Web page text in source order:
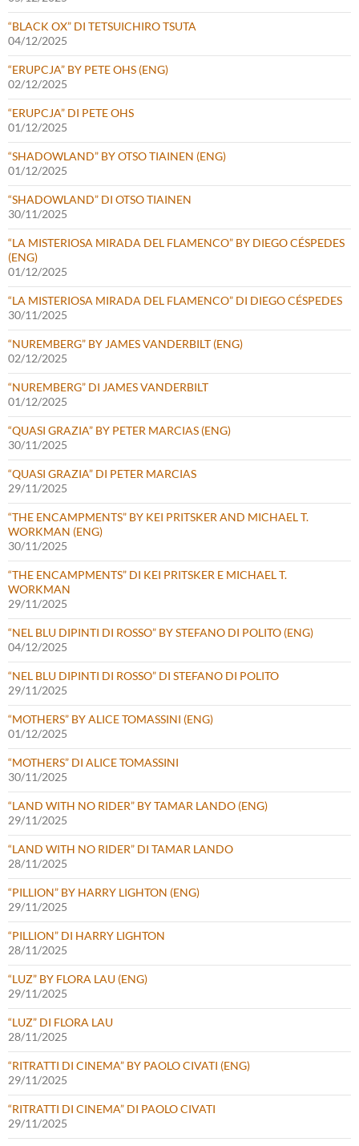
“BLACK OX” DI TETSUICHIRO TSUTA
04/12/2025
“ERUPCJA” BY PETE OHS (ENG)
02/12/2025
“ERUPCJA” DI PETE OHS
01/12/2025
“SHADOWLAND” BY OTSO TIAINEN (ENG)
01/12/2025
“SHADOWLAND” DI OTSO TIAINEN
30/11/2025
“LA MISTERIOSA MIRADA DEL FLAMENCO” BY DIEGO CÉSPEDES
(ENG)
01/12/2025
“LA MISTERIOSA MIRADA DEL FLAMENCO” DI DIEGO CÉSPEDES
30/11/2025
“NUREMBERG” BY JAMES VANDERBILT (ENG)
02/12/2025
“NUREMBERG” DI JAMES VANDERBILT
01/12/2025
“QUASI GRAZIA” BY PETER MARCIAS (ENG)
30/11/2025
“QUASI GRAZIA” DI PETER MARCIAS
29/11/2025
“THE ENCAMPMENTS” BY KEI PRITSKER AND MICHAEL T.
WORKMAN (ENG)
30/11/2025
“THE ENCAMPMENTS” DI KEI PRITSKER E MICHAEL T.
WORKMAN
29/11/2025
“NEL BLU DIPINTI DI ROSSO” BY STEFANO DI POLITO (ENG)
04/12/2025
“NEL BLU DIPINTI DI ROSSO” DI STEFANO DI POLITO
29/11/2025
“MOTHERS” BY ALICE TOMASSINI (ENG)
01/12/2025
“MOTHERS” DI ALICE TOMASSINI
30/11/2025
“LAND WITH NO RIDER” BY TAMAR LANDO (ENG)
29/11/2025
“LAND WITH NO RIDER” DI TAMAR LANDO
28/11/2025
“PILLION” BY HARRY LIGHTON (ENG)
29/11/2025
“PILLION” DI HARRY LIGHTON
28/11/2025
“LUZ” BY FLORA LAU (ENG)
29/11/2025
“LUZ” DI FLORA LAU
28/11/2025
“RITRATTI DI CINEMA” BY PAOLO CIVATI (ENG)
29/11/2025
“RITRATTI DI CINEMA” DI PAOLO CIVATI
29/11/2025